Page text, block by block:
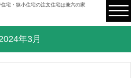
宅・狭小住宅の注文住宅は兼六の家
年3月